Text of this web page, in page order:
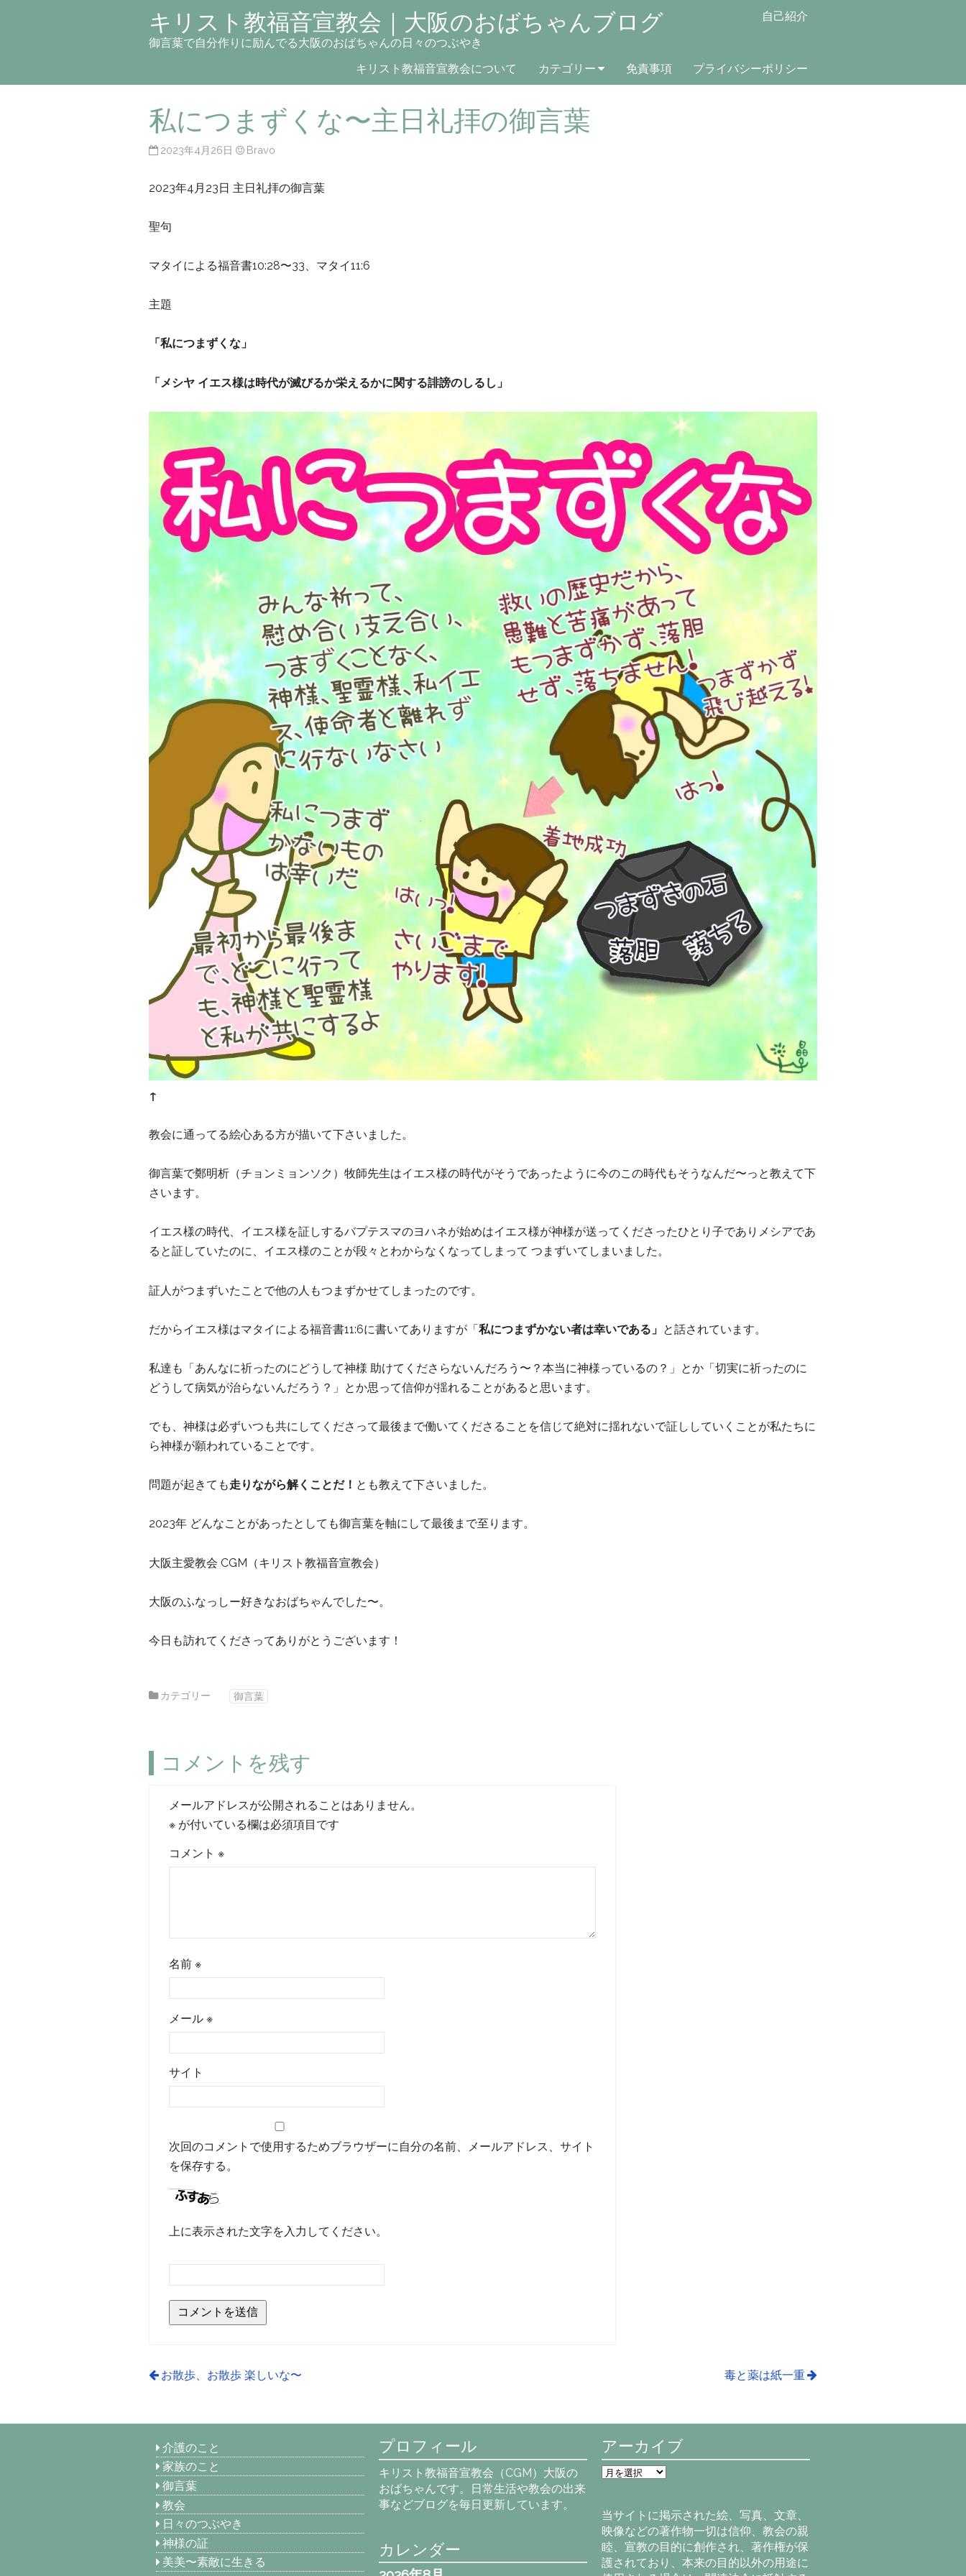
キリスト教福音宣教会｜大阪のおばちゃんブログ
御言葉で自分作りに励んでる大阪のおばちゃんの日々のつぶやき
自己紹介
キリスト教福音宣教会について カテゴリー 免責事項 プライバシーポリシー
私につまずくな〜主日礼拝の御言葉
2023年4月26日 Bravo
2023年4月23日 主日礼拝の御言葉
聖句
マタイによる福音書10:28〜33、マタイ11:6
主題
「私につまずくな」
「メシヤ イエス様は時代が滅びるか栄えるかに関する誹謗のしるし」
↑
教会に通ってる絵心ある方が描いて下さいました。
御言葉で鄭明析（チョンミョンソク）牧師先生はイエス様の時代がそうであったように今のこの時代もそうなんだ〜っと教えて下
さいます。
イエス様の時代、イエス様を証しするバプテスマのヨハネが始めはイエス様が神様が送ってくださったひとり子でありメシアであ
ると証していたのに、イエス様のことが段々とわからなくなってしまって つまずいてしまいました。
証人がつまずいたことで他の人もつまずかせてしまったのです。
だからイエス様はマタイによる福音書11:6に書いてありますが「私につまずかない者は幸いである」 と話されています。
私達も「あんなに祈ったのにどうして神様 助けてくださらないんだろう〜？本当に神様っているの？」とか「切実に祈ったのに
どうして病気が治らないんだろう？」とか思って信仰が揺れることがあると思います。
でも、神様は必ずいつも共にしてくださって最後まで働いてくださることを信じて絶対に揺れないで証ししていくことが私たちに
ら神様が願われていることです。
問題が起きても走りながら解くことだ！ とも教えて下さいました。
2023年 どんなことがあったとしても御言葉を軸にして最後まで至ります。
大阪主愛教会 CGM（キリスト教福音宣教会）
大阪のふなっしー好きなおばちゃんでした〜。
今日も訪れてくださってありがとうございます！
カテゴリー 御言葉
コメントを残す
メールアドレスが公開されることはありません。
※ が付いている欄は必須項目です
コメント※
名前※
メール※
サイト
次回のコメントで使用するためブラウザーに自分の名前、メールアドレス、サイト
を保存する。
上に表示された文字を入力してください。
お散歩、お散歩 楽しいな〜 毒と薬は紙一重
介護のこと
家族のこと
御言葉
教会
日々のつぶやき
神様の証
美美〜素敵に生きる
プロフィール
キリスト教福音宣教会（CGM）大阪の
おばちゃんです。日常生活や教会の出来
事などブログを毎日更新しています。
アーカイブ
ア
ー
ブ
当サイトに掲示された絵、写真、文章、
映像などの著作物一切は信仰、教会の親
睦、宣教の目的に創作され、著作権が保
護されており、本来の目的以外の用途に
カレンダー